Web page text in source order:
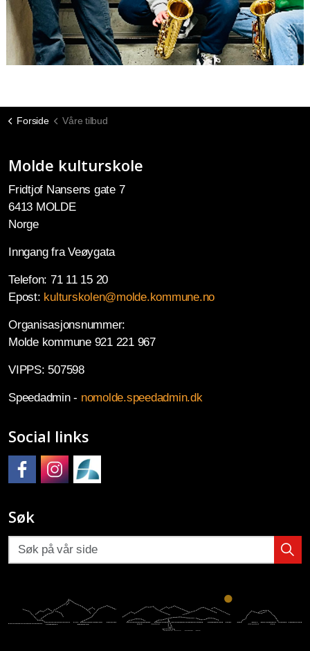
Forside Våre tilbud
Molde kulturskole
Fridtjof Nansens gate 7
6413 MOLDE
Norge
Inngang fra Veøygata
Telefon: 71 11 15 20
Epost: kulturskolen@molde.kommune.no
Organisasjonsnummer:
Molde kommune 921 221 967
VIPPS: 507598
Speedadmin - nomolde.speedadmin.dk
Social links
Søk